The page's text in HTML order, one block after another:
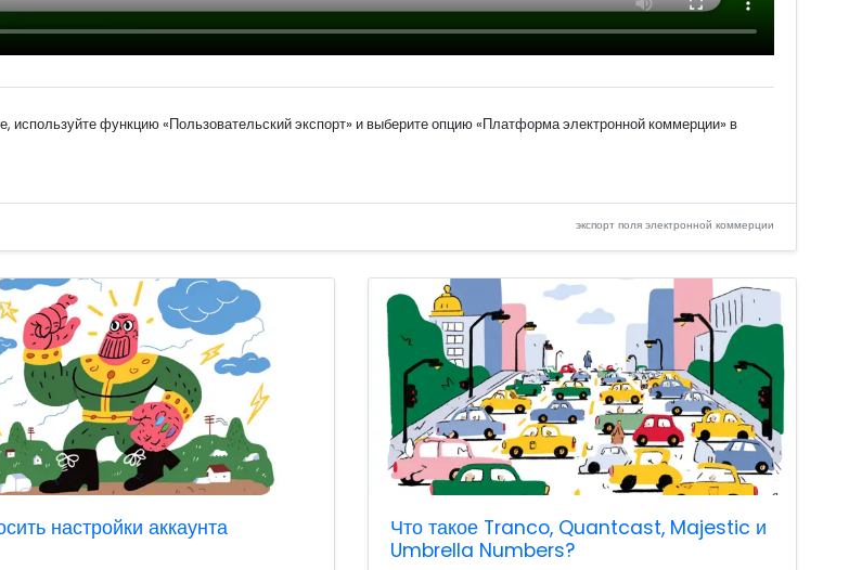
функцию «Пользовательский экспорт» и выберите опцию «Платформа электронной коммерции» в
экспорт поля электронной коммерции
настройки аккаунта
Что такое Tranco, Quantcast, Majestic и
Umbrella Numbers?